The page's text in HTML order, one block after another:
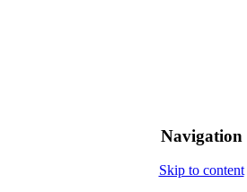
Navigation
Skip to content